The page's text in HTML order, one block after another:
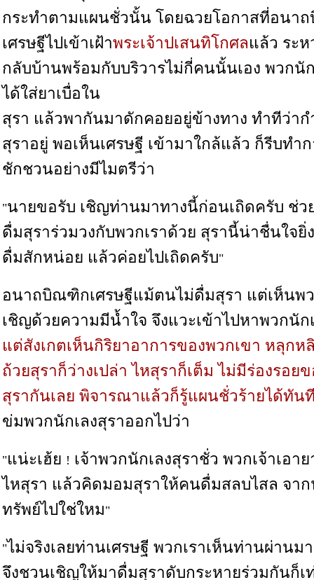
กระทำตามแผนชั่วนั้น โดยฉวยโอกาสที่อนา
เศรษฐีไปเข้าเฝ้าพระเจ้าปเสนทิโกศลแล้ว ระห
กลับบ้านพร้อมกับบริวารไม่กี่คนนั้นเอง พวกนัก
ได้ใส่ยาเบื่อใน
สุรา แล้วพากันมาดักคอยอยู่ข้างทาง ทำทีว่าก
สุราอยู่ พอเห็นเศรษฐี เข้ามาใกล้แล้ว ก็รีบทำ
ชักชวนอย่างมีไมตรีว่า
"นายขอรับ เชิญท่านมาทางนี้ก่อนเถิดครับ ช่ว
ดื่มสุราร่วมวงกับพวกเราด้วย สุรานี้น่าชื่นใจยิ่
ดื่มสักหน่อย แล้วค่อยไปเถิดครับ"
อนาถบิณฑิกเศรษฐีแม้ตนไม่ดื่มสุรา แต่เห็นพว
เชิญด้วยความมีน้ำใจ จึงแวะเข้าไปหาพวกนัก
แต่สังเกตเห็นกิริยาอาการของพวกเขา หลุกห
ถ้วยสุราก็ว่างเปล่า ไหสุราก็เต็ม ไม่มีร่องรอย
สุรากันเลย พิจารณาแล้วก็รู้แผนชั่วร้ายได้ทัน
ข่มพวกนักเลงสุราออกไปว่า
"แน่ะเฮ้ย ! เจ้าพวกนักเลงสุราชั่ว พวกเจ้าเอา
ไหสุรา แล้วคิดมอมสุราให้คนดื่มสลบไสล จา
ทรัพย์ไปใช่ใหม"
"ไม่จริงเลยท่านเศรษฐี พวกเราเห็นท่านผ่านม
จึงชวนเชิญให้มาดื่มสุราดับกระหายร่วมกันก็เ